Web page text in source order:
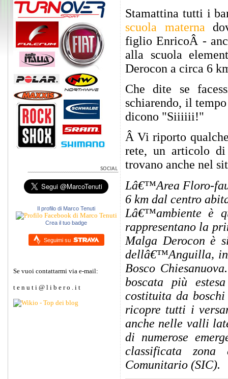
Il profilo di Marco Tenuti
Crea il tuo badge
Seguimi su
Se vuoi contattarmi via e-mail:
t e n u t i @ l i b e r o . i t
Stamattina tutti i
scuola materna
figlio EnricoÂ -
alla scuola
Derocon a circa 6
Che dite se
schiarendo, il
dicono "Siiiiii!"
Â Vi riporto
rete, un articolo
trovano anche nel
Lâ€™Area Floro-
6 km dal centro
Lâ€™ambiente è
rappresentano la
Malga Derocon è
dellâ€™Anguilla, in
Bosco
boscata più
costituita da
ricopre tutti i
anche nelle valli
di numerose
classificata
Comunitario (SIC).